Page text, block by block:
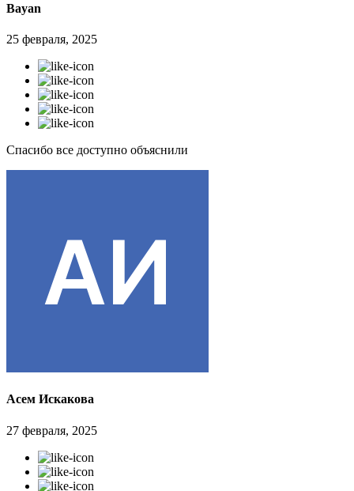
Bayan
25 февраля, 2025
Спасибо все доступно объяснили
Асем Искакова
27 февраля, 2025